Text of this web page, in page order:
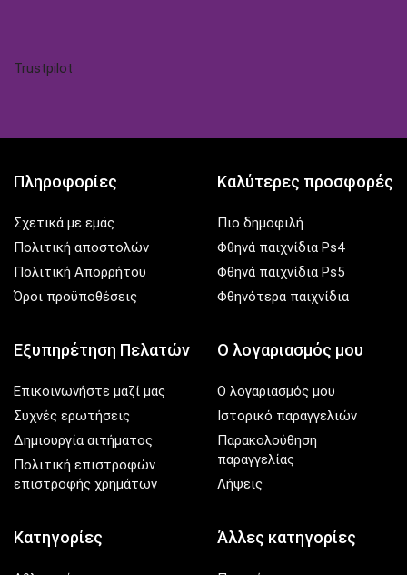
Trustpilot
Πληροφορίες
Σχετικά με εμάς
Πολιτική αποστολών
Πολιτική Απορρήτου
Όροι προϋποθέσεις
Καλύτερες προσφορές
Πιο δημοφιλή
Φθηνά παιχνίδια Ps4
Φθηνά παιχνίδια Ps5
Φθηνότερα παιχνίδια
Εξυπηρέτηση Πελατών
Επικοινωνήστε μαζί μας
Συχνές ερωτήσεις
Δημιουργία αιτήματος
Πολιτική επιστροφών
επιστροφής χρημάτων
Ο λογαριασμός μου
Ο λογαριασμός μου
Ιστορικό παραγγελιών
Παρακολούθηση
παραγγελίας
Λήψεις
Κατηγορίες Άλλες κατηγορίες